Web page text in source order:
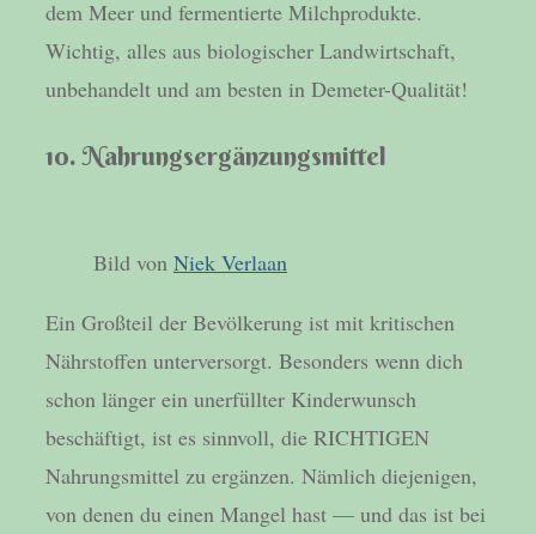
dem Meer und fermentierte Milchprodukte.
Wichtig, alles aus biologischer Landwirtschaft,
unbehandelt und am besten in Demeter-Qualität!
10. Nahrungsergänzungsmittel
Bild von Niek Verlaan
Ein Großteil der Bevölkerung ist mit kritischen
Nährstoffen unterversorgt. Besonders wenn dich
schon länger ein unerfüllter Kinderwunsch
beschäftigt, ist es sinnvoll, die RICHTIGEN
Nahrungsmittel zu ergänzen. Nämlich diejenigen,
von denen du einen Mangel hast — und das ist bei